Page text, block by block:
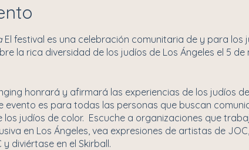
El festival es una celebración comunitaria de y para los
la rica diversidad de los judíos de Los Ángeles el 5
honrará y afirmará las experiencias de los judíos
evento es para todas las personas que buscan
los judíos de color. Escuche a organizaciones que
en Los Ángeles, vea expresiones de artistas de
diviértase en el Skirball.